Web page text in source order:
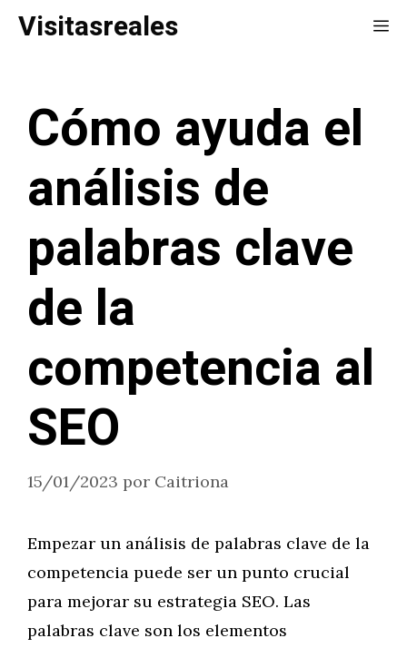
Saltar
Visitasreales
Cómo ayuda el
análisis de
palabras clave
de la
competencia al
SEO
15/01/2023 por Caitriona
Empezar un análisis de palabras clave de la
competencia puede ser un punto crucial
para mejorar su estrategia SEO. Las
palabras clave son los elementos